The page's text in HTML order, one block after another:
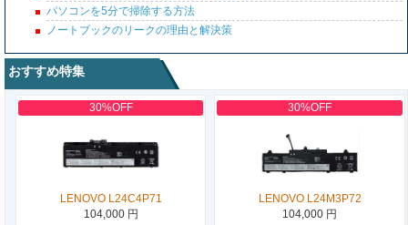
パソコンを5分で掃除する方法
ノートブックのリークの理由と解決策
おすすめ特集
30%OFF
LENOVO L24C4P71
104,000 円
30%OFF
LENOVO L24M3P72
104,000 円